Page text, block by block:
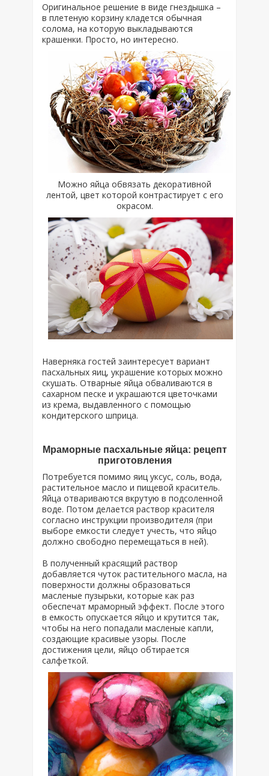
Оригинальное решение в виде гнездышка –
в плетеную корзину кладется обычная
солома, на которую выкладываются
крашенки. Просто, но интересно.
Можно яйца обвязать декоративной
лентой, цвет которой контрастирует с его
окрасом.
Наверняка гостей заинтересует вариант
пасхальных яиц, украшение которых можно
скушать. Отварные яйца обваливаются в
сахарном песке и украшаются цветочками
из крема, выдавленного с помощью
кондитерского шприца.
Мраморные пасхальные яйца: рецепт
приготовления
Потребуется помимо яиц уксус, соль, вода,
растительное масло и пищевой краситель.
Яйца отвариваются вкрутую в подсоленной
воде. Потом делается раствор красителя
согласно инструкции производителя (при
выборе емкости следует учесть, что яйцо
должно свободно перемещаться в ней).
В полученный красящий раствор
добавляется чуток растительного масла, на
поверхности должны образоваться
масленые пузырьки, которые как раз
обеспечат мраморный эффект. После этого
в емкость опускается яйцо и крутится так,
чтобы на него попадали масленые капли,
создающие красивые узоры. После
достижения цели, яйцо обтирается
салфеткой.